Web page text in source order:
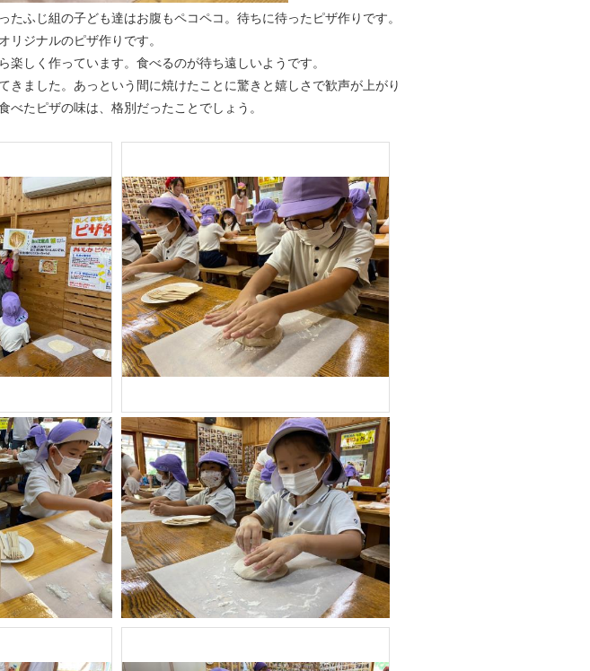
ふじ組の子ども達はお腹もペコペコ。待ちに待ったピザ作りです。
リジナルのピザ作りです。
楽しく作っています。食べるのが待ち遠しいようです。
ました。あっという間に焼けたことに驚きと嬉しさで歓声が上がり
べたピザの味は、格別だったことでしょう。